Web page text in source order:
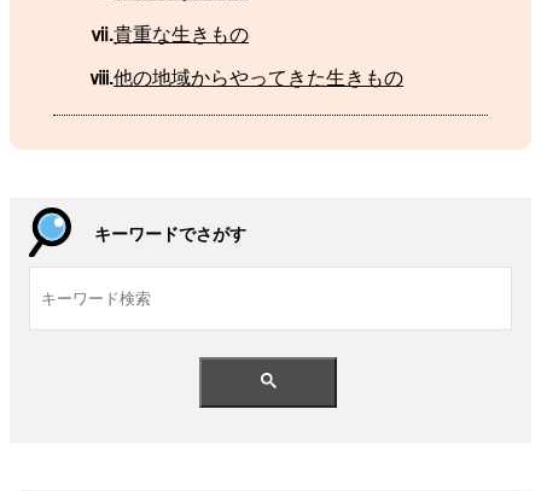
ⅶ.貴重な生きもの
ⅷ.他の地域からやってきた生きもの
キーワードでさがす